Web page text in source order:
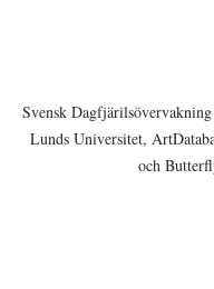
Svensk
Lunds Universitet,
och